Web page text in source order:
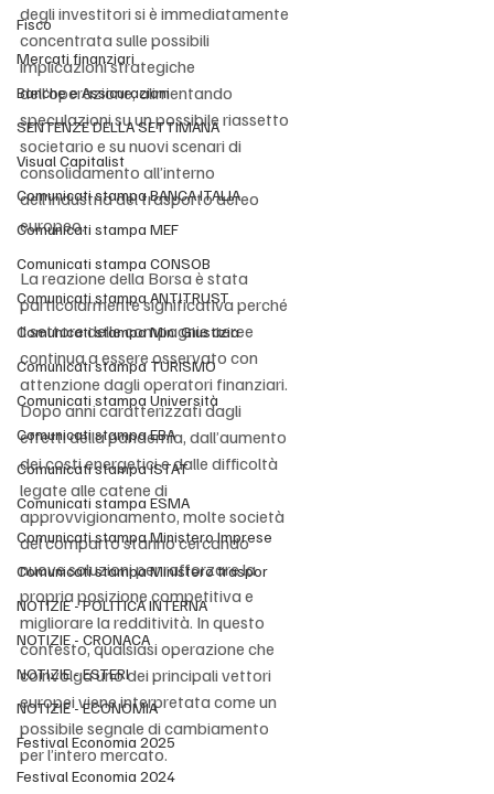
Fisco
Mercati finanziari
Banche e Assicurazioni
SENTENZE DELLA SETTIMANA
Visual Capitalist
Comunicati stampa BANCA ITALIA
Comunicati stampa MEF
Comunicati stampa CONSOB
Comunicati stampa ANTITRUST
Comunicati stampa Min. Giustizia
Comunicati stampa TURISMO
Comunicati stampa Università
Comunicati stampa EBA
Comunicati stampa ISTAT
Comunicati stampa ESMA
Comunicati stampa Ministero Imprese
Comunicati stampa Ministero traspor
NOTIZIE - POLITICA INTERNA
NOTIZIE - CRONACA
NOTIZIE - ESTERI
NOTIZIE - ECONOMIA
Festival Economia 2025
Festival Economia 2024
degli investitori si è immediatamente
concentrata sulle possibili
implicazioni strategiche
dell’operazione, alimentando
speculazioni su un possibile riassetto
societario e su nuovi scenari di
consolidamento all’interno
dell’industria del trasporto aereo
europeo.
La reazione della Borsa è stata
particolarmente significativa perché
il settore delle compagnie aeree
continua a essere osservato con
attenzione dagli operatori finanziari.
Dopo anni caratterizzati dagli
effetti della pandemia, dall’aumento
dei costi energetici e dalle difficoltà
legate alle catene di
approvvigionamento, molte società
del comparto stanno cercando
nuove soluzioni per rafforzare la
propria posizione competitiva e
migliorare la redditività. In questo
contesto, qualsiasi operazione che
coinvolga uno dei principali vettori
europei viene interpretata come un
possibile segnale di cambiamento
per l’intero mercato.